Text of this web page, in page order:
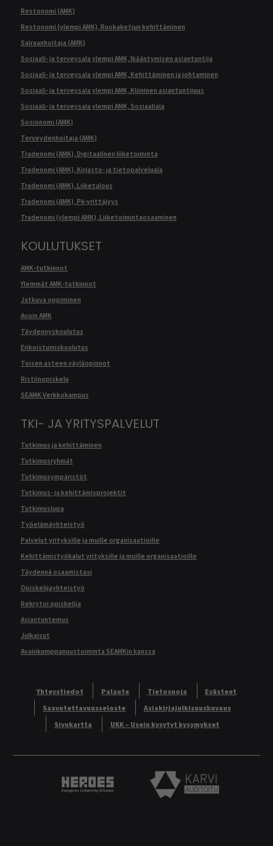
Restonomi (AMK)
Restonomi (ylempi AMK), Ruokaketjun kehittäminen
Sairaanhoitaja (AMK)
Sosiaali- ja terveysala ylempi AMK, Ikääntymisen asiantuntija
Sosiaali- ja terveysala ylempi AMK, Kehittäminen ja johtaminen
Sosiaali- ja terveysala ylempi AMK, Kliininen asiantuntijuus
Sosiaali- ja terveysala ylempi AMK, Sosiaaliala
Sosionomi (AMK)
Terveydenhoitaja (AMK)
Tradenomi (AMK), Digitaalinen liiketoiminta
Tradenomi (AMK), Kirjasto- ja tietopalveluala
Tradenomi (AMK), Liiketalous
Tradenomi (AMK), Pk-yrittäjyys
Tradenomi (ylempi AMK), Liiketoimintaosaaminen
KOULUTUKSET
AMK-tutkinnot
Ylemmät AMK-tutkinnot
Jatkuva oppiminen
Avoin AMK
Täydennyskoulutus
Erikoistumiskoulutus
Toisen asteen väyläopinnot
Ristiinopiskelu
SEAMK Verkkokampus
TKI- JA YRITYSPALVELUT
Tutkimus ja kehittäminen
Tutkimusryhmät
Tutkimusympäristöt
Tutkimus- ja kehittämisprojektit
Tutkimuslupa
Työelämäyhteistyö
Palvelut yrityksille ja muille organisaatioille
Kehittämistyökalut yrityksille ja muille organisaatioille
Täydennä osaamistasi
Opiskelijayhteistyö
Rekrytoi opiskelija
Asiantuntemus
Julkaisut
Avainkumppanuustoiminta SEAMKin kanssa
Yhteystiedot Palaute Tietosuoja
Evästeet
Saavutettavuusseloste
Asiakirjajulkisuuskuvaus
Sivukartta
UKK – Usein kysytyt kysymykset
Heroes European University Alliance logo
Karvi Auditoitu logo